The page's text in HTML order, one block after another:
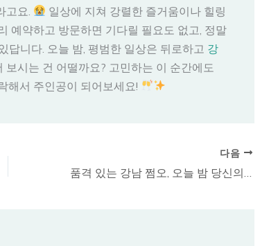
요.
일상에 지쳐 강렬한 즐거움이나 힐링
예약하고 방문하면 기다릴 필요도 없고, 정말
답니다. 오늘 밤, 평범한 일상은 뒤로하고 강
시는 건 어떨까요? 고민하는 이 순간에도
해서 주인공이 되어보세요!
다음
품격 있는 강남 쩜오, 오늘 밤 당신의 완벽한 선택